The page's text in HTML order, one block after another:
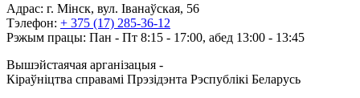
Адрас: г. Мінск, вул. Іванаўская, 56
Тэлефон: + 375 (17) 285-36-12
Рэжым працы: Пан - Пт 8:15 - 17:00, абед 13:00 - 13:45
Вышэйстаячая арганізацыя -
Кіраўніцтва справамі Прэзідэнта Рэспублікі Беларусь